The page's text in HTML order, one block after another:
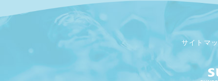
サイトマ